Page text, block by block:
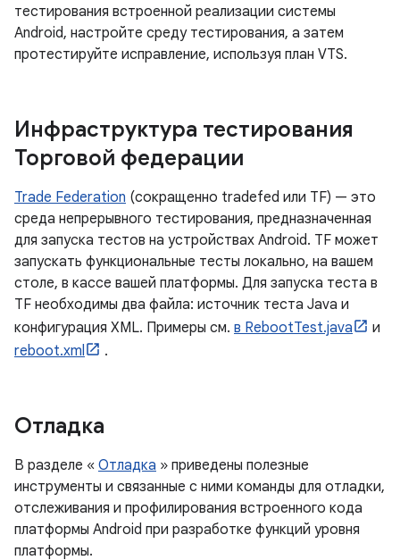
тестирования встроенной реализации системы
Android, настройте среду тестирования, а затем
протестируйте исправление, используя план VTS.
Инфраструктура тестирования
Торговой федерации
Trade Federation (сокращенно tradefed или TF) — это
среда непрерывного тестирования, предназначенная
для запуска тестов на устройствах Android. TF может
запускать функциональные тесты локально, на вашем
столе, в кассе вашей платформы. Для запуска теста в
TF необходимы два файла: источник теста Java и
конфигурация XML. Примеры см. в RebootTest.java
и
reboot.xml
.
Отладка
В разделе « Отладка » приведены полезные
инструменты и связанные с ними команды для отладки,
отслеживания и профилирования встроенного кода
платформы Android при разработке функций уровня
платформы.